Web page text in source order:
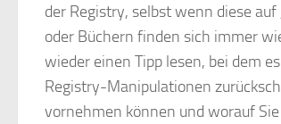
der Registry, selbst wenn diese
oder Büchern finden sich immer
wieder einen Tipp lesen, bei dem
Registry-Manipulationen
vornehmen können und worauf